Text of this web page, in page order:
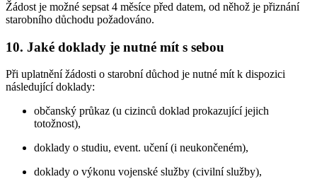
Žádost je možné sepsat 4 měsíce před datem, od něhož je přiznání
starobního důchodu požadováno.
10. Jaké doklady je nutné mít s sebou
Při uplatnění žádosti o starobní důchod je nutné mít k dispozici
následující doklady:
občanský průkaz (u cizinců doklad prokazující jejich
totožnost),
doklady o studiu, event. učení (i neukončeném),
doklady o výkonu vojenské služby (civilní služby),